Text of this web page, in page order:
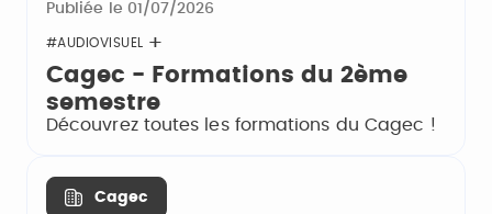
Publiée le 01/07/2026
#AUDIOVISUEL
Cagec - Formations du 2ème
semestre
Découvrez toutes les formations du Cagec !
Cagec